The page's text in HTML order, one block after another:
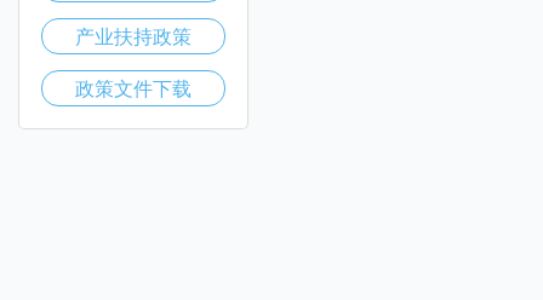
产业扶持政策
政策文件下载